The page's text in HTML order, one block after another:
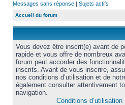
Messages sans réponse | Sujets actifs
Accueil du forum
Vous devez être inscrit(e) avant de
rapide et vous offre de nombreux
forum peut accorder des
inscrits. Avant de vous inscrire,
nos conditions d’utilisation et de
également consulter attentivement
navigation.
Conditions d’utilisation